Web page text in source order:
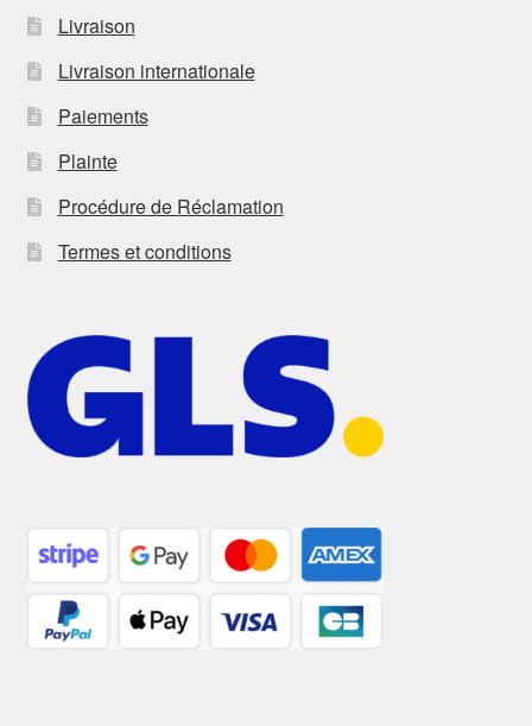
Livraison
Livraison internationale
Paiements
Plainte
Procédure de Réclamation
Termes et conditions